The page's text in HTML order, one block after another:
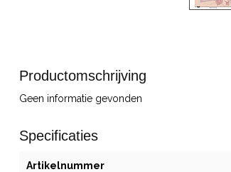
Productomschrijving
Geen informatie gevonden
Specificaties
Artikelnummer